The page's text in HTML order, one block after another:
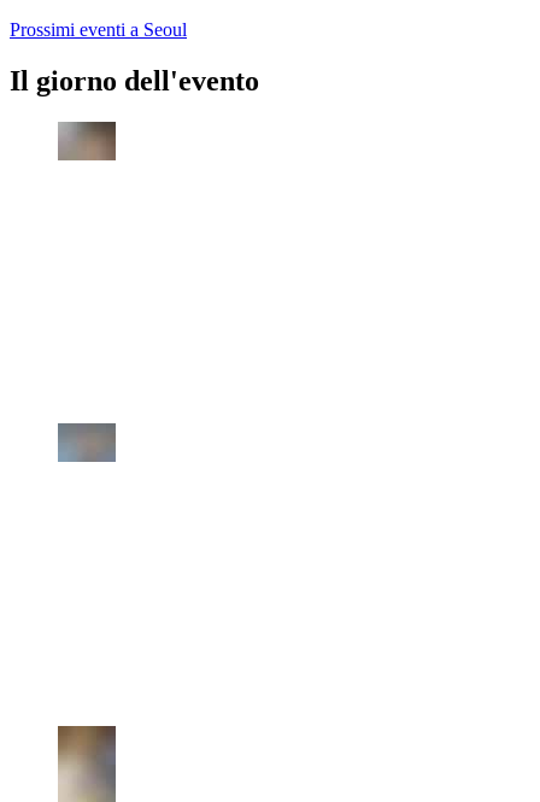
Prossimi eventi a Seoul
Il giorno dell'evento